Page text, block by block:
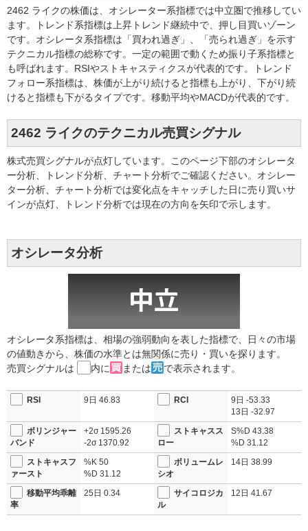
2462 ライクの株価は、オシレーター系指標では中立圏で推移してい
ます。トレンド系指標は上昇トレンド継続中で、押し目買いゾーン
です。オシレータ系指標は「買われ過ぎ」、「売られ過ぎ」を示す
テクニカル指標の総称です。一定の範囲で動くため振り子系指標と
も呼ばれます。RSIやストキャスティクスが代表的です。トレンド
フォロー系指標は、株価が上がり続けると指標も上がり、下がり続
けると指標も下がるタイプです。移動平均やMACDが代表的です。
2462 ライクのテクニカル売買シグナル
株式売買シグナルが点灯しています。このページ下部のオシレータ
ー分析、トレンド分析、チャート分析でご確認ください。オシレー
ター分析、チャート分析では変化点をキャッチした日に売り買いサ
インが点灯、トレンド分析では現在の方向を矢印で示します。
オシレータ分析
オシレータ系指標は、相場の強弱動向を表した指標で、日々の市場
の値動きから、株価の水準とは無関係に売り・買いを探ります。
売買シグナルは
内に または で表示されます。
RSI 9日 46.83 RCI 9日 -53.33
13日 -32.97
ボリンジャー
バンド
+2σ 1595.26
-2σ 1370.92
ストキャスス
ロー
S%D 43.38
%D 31.12
ストキャスフ
ァースト
%K 50
%D 31.12
ボリュームレ
シオ
14日 38.99
移動平均乖離
率
25日 0.34
サイコロジカ
ル
12日 41.67